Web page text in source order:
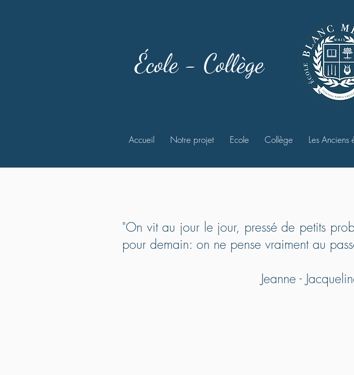
École - Collège
Accueil Notre projet Ecole Collège Les Anciens
"On vit au jour le jour, pressé de petits
pour demain: on ne pense vraiment au
Jeanne -